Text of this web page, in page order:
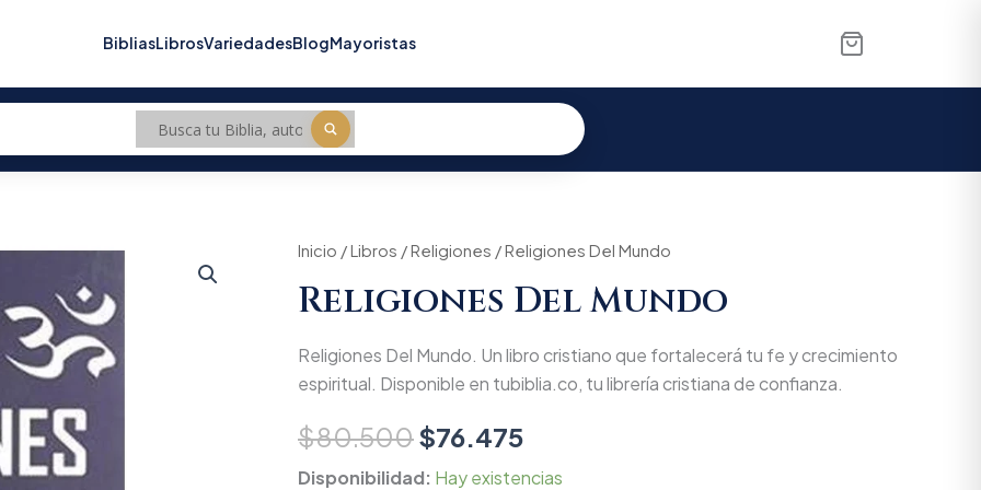
BibliasLibrosVariedadesBlogMayoristas
Inicio /Libros /Religiones / Religiones Del Mundo
Religiones Del Mundo
Religiones Del Mundo. Un libro cristiano que fortalecerá tu fe y crecimiento
espiritual. Disponible en tubiblia.co, tu librería cristiana de confianza.
$80.500
Original
price
was:
$80.500.
$76.475
Current
price
$76.475.
Disponibilidad: Hay existencias
Religiones
Mundo
cantidad